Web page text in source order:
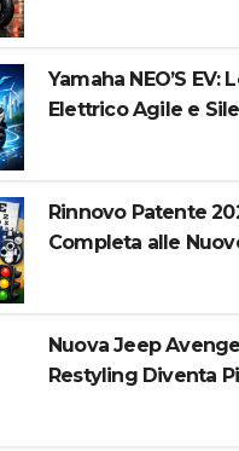
Yamaha NEO’S EV:
Elettrico Agile e
Rinnovo Patente
Completa alle
Nuova Jeep
Restyling Diventa